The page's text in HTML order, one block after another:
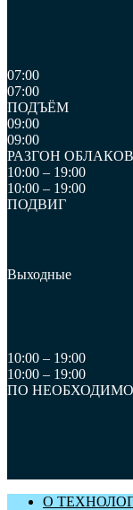
07:00
07:00
ПОДЪЁМ
09:00
09:00
РАЗГОН ОБЛАКОВ
10:00 – 19:00
10:00 – 19:00
ПОДВИГ
Выходные
10:00 – 19:00
10:00 – 19:00
ПО
О